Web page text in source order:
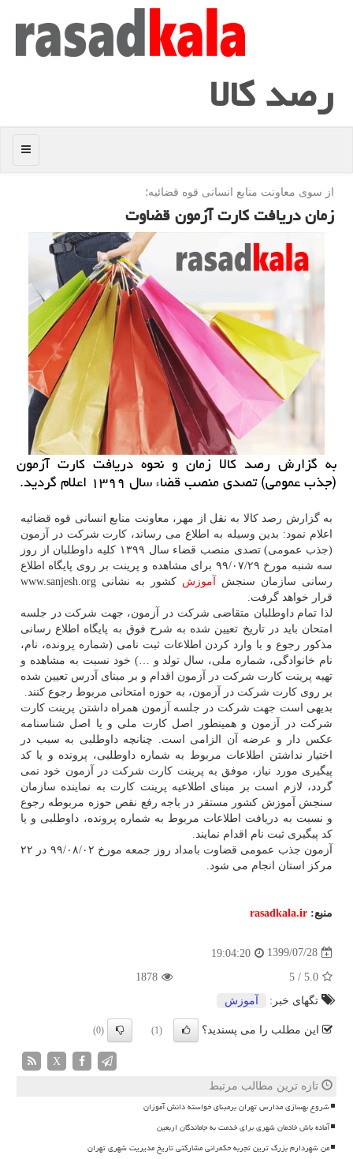
رصد كالا
منو
از سوی معاونت منابع انسانی قوه قضائیه؛
زمان دریافت كارت آزمون قضاوت
به گزارش رصد كالا زمان و نحوه دریافت كارت آزمون
(جذب عمومی) تصدی منصب قضاء سال ۱۳۹۹ اعلام گردید.
به گزارش رصد کالا به نقل از مهر، معاونت منابع انسانی قوه قضائیه
اعلام نمود: بدین وسیله به اطلاع می رساند، کارت شرکت در آزمون
(جذب عمومی) تصدی منصب قضاء سال ۱۳۹۹ کلیه داوطلبان از روز
سه شنبه مورخ ۹۹/۰۷/۲۹ برای مشاهده و پرینت بر روی پایگاه اطلاع
رسانی سازمان سنجش
آموزش
کشور به نشانی www.sanjesh.org
قرار خواهد گرفت.
لذا تمام داوطلبان متقاضی شرکت در آزمون، جهت شرکت در جلسه
امتحان باید در تاریخ تعیین شده به شرح فوق به پایگاه اطلاع رسانی
مذکور رجوع و با وارد کردن اطلاعات ثبت نامی (شماره پرونده، نام،
نام خانوادگی، شماره ملی، سال تولد و …) خود نسبت به مشاهده و
تهیه پرینت کارت شرکت در آزمون اقدام و بر مبنای آدرس تعیین شده
بر روی کارت شرکت در آزمون، به حوزه امتحانی مربوط رجوع کنند.
بدیهی است جهت شرکت در جلسه آزمون همراه داشتن پرینت کارت
شرکت در آزمون و همینطور اصل کارت ملی و یا اصل شناسنامه
عکس دار و عرضه آن الزامی است. چنانچه داوطلبی به سبب در
اختیار نداشتن اطلاعات مربوط به شماره داوطلبی، پرونده و یا کد
پیگیری مورد نیاز، موفق به پرینت کارت شرکت در آزمون خود نمی
گردد، لازم است بر مبنای اطلاعیه پرینت کارت به نماینده سازمان
سنجش آموزش کشور مستقر در باجه رفع نقص حوزه مربوطه رجوع
و نسبت به دریافت اطلاعات مربوط به شماره پرونده، داوطلبی و یا
کد پیگیری ثبت نام اقدام نمایند.
آزمون جذب عمومی قضاوت بامداد روز جمعه مورخ ۹۹/۰۸/۰۲ در ۲۲
مرکز استان انجام می شود.
منبع: rasadkala.ir
1399/07/28
19:04:20
5.0
/
5
1878
تگهای خبر:
آموزش
این مطلب را می پسندید؟ (1)
(0)
X
تازه ترین مطالب مرتبط
شروع بهسازی مدارس تهران برمبنای خواسته دانش آموزان
آماده باش خادمان شهری برای خدمت به جاماندگان اربعین
من شهردارم بزرگ ترین تجربه حکمرانی مشارکتی تاریخ مدیریت شهری تهران